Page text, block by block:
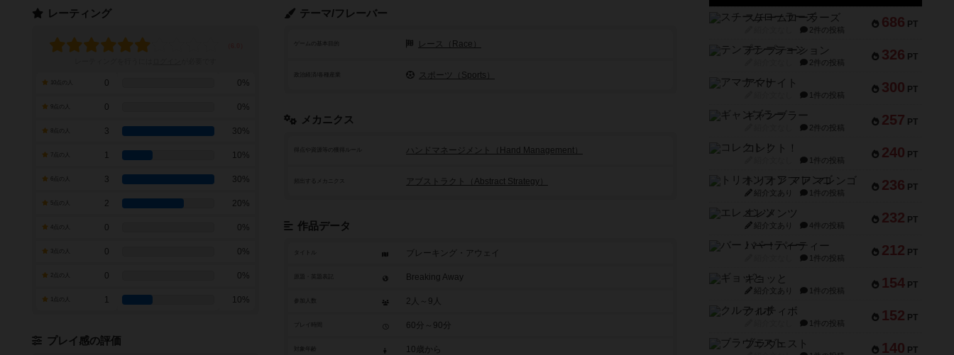
テーマ/フレーバー
ゲームの基本目的 レース（Race）
政治経済/各種産業 スポーツ（Sports）
メカニクス
ハンドマネージメント（Hand Management）
頻出するメカニクス アブストラクト（Abstract Strategy）
作品データ
タイトル ブレーキング・アウェイ
Breaking Away
参加人数 2人～9人
60分～90分
10歳から
レーティング
0 0%
0 0%
3 30%
7点の人 1 10%
3 30%
2 20%
0 0%
0 0%
0 0%
1 10%
プレイ感の評価
686 PT
スチームローラーズ
2件の投稿
326 PT
テンプテーション
2件の投稿
300 PT
アマナイト
1件の投稿
257 PT
ギャンブラー
2件の投稿
240 PT
コレクト！
1件の投稿
236 PT
トリオンフ ア マレンゴ
紹介文あり 1件の投稿
232 PT
エレメンツ
紹介文あり 4件の投稿
212 PT
バー！パーティー
1件の投稿
154 PT
ギョッと
紹介文あり 1件の投稿
152 PT
クルティボ
1件の投稿
140 PT
ブラヴェスト